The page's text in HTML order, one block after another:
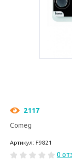
2117
Comeg
Артикул: F9821
0